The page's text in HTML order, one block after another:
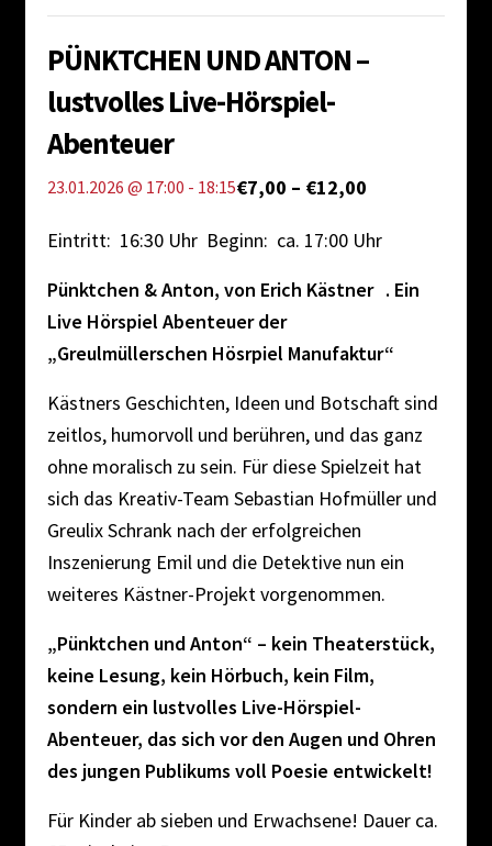
Impressum
PÜNKTCHEN UND ANTON –
lustvolles Live-Hörspiel-
Abenteuer
23.01.2026 @ 17:00 - 18:15€7,00 – €12,00
Eintritt: 16:30 Uhr Beginn: ca. 17:00 Uhr
Pünktchen & Anton, von Erich Kästner . Ein
Live Hörspiel Abenteuer der
„Greulmüllerschen Hösrpiel Manufaktur“
Kästners Geschichten, Ideen und Botschaft sind
zeitlos, humorvoll und berühren, und das ganz
ohne moralisch zu sein. Für diese Spielzeit hat
sich das Kreativ-Team Sebastian Hofmüller und
Greulix Schrank nach der erfolgreichen
Inszenierung Emil und die Detektive nun ein
weiteres Kästner-Projekt vorgenommen.
„Pünktchen und Anton“ – kein Theaterstück,
keine Lesung, kein Hörbuch, kein Film,
sondern ein lustvolles Live-Hörspiel-
Abenteuer, das sich vor den Augen und Ohren
des jungen Publikums voll Poesie entwickelt!
Für Kinder ab sieben und Erwachsene! Dauer ca.